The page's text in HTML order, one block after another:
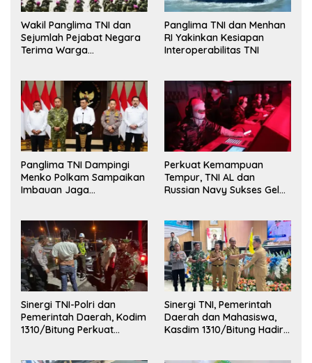
Wakil Panglima TNI dan
Sejumlah Pejabat Negara
Terima Warga
Panglima TNI dan Menhan
RI Yakinkan Kesiapan
Interoperabilitas TNI
Panglima TNI Dampingi
Menko Polkam Sampaikan
Imbauan Jaga
Perkuat Kemampuan
Tempur, TNI AL dan
Russian Navy Sukses Gelar
Sinergi TNI-Polri dan
Pemerintah Daerah, Kodim
1310/Bitung Perkuat
Sinergi TNI, Pemerintah
Daerah dan Mahasiswa,
Kasdim 1310/Bitung Hadiri